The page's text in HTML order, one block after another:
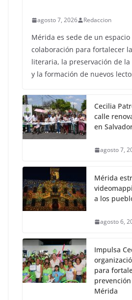
agosto 7, 2026 Redaccion
Mérida es sede de un
colaboración para fortalecer
literaria, la preservación de la
y la formación de nuevos
Cecilia
calle
en
agosto 7,
Mérida
a los
agosto 6,
Impulsa
para
Mérida